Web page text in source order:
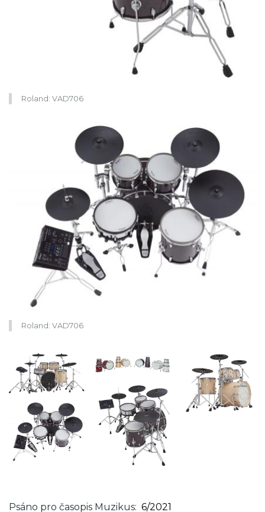
Roland: VAD706
Roland: VAD706
Psáno pro časopis Muzikus 6/2021